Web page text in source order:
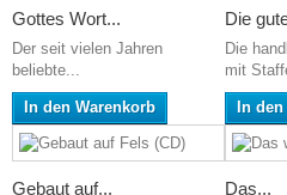
Gottes Wort...
Der seit vielen Jahren
beliebte...
In den Warenkorb
Die
Die
mit
In
Gebaut auf... Das...